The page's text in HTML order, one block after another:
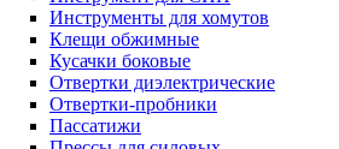
Инструменты для хомутов
Клещи обжимные
Кусачки боковые
Отвертки диэлектрические
Отвертки-пробники
Пассатижи